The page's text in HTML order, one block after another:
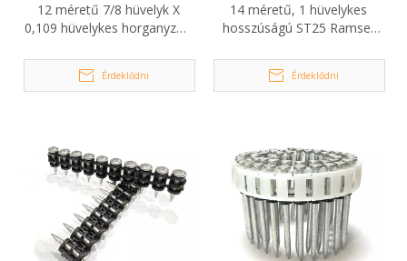
12 méretű 7/8 hüvelyk X
0,109 hüvelykes horganyzott
szögek
Érdeklődni
14 méretű, 1 hüvelykes
hosszúságú ST25 Ramset
szögpisztolyhoz
Érdeklődni